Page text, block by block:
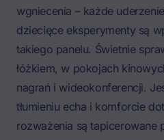
wgniecenia – każde
dziecięce eksperymenty są
takiego panelu. Świetnie
łóżkiem, w pokojach
nagrań i wideokonferencji.
tłumieniu echa i komforcie
rozważenia sątapicerowane